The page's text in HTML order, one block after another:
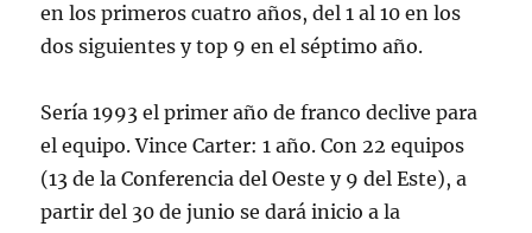
en los primeros cuatro años, del 1 al 10 en los
dos siguientes y top 9 en el séptimo año.
Sería 1993 el primer año de franco declive para
el equipo. Vince Carter: 1 año. Con 22 equipos
(13 de la Conferencia del Oeste y 9 del Este), a
partir del 30 de junio se dará inicio a la